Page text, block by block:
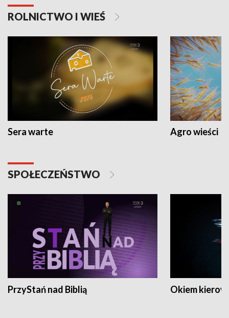
ROLNICTWO I WIEŚ
Sera warte Agro wieści
SPOŁECZEŃSTWO
PrzyStań nad Biblią Okiem